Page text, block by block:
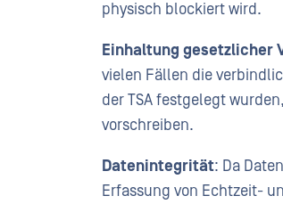
physisch blockiert wird.
Einhaltung gesetzlicher
vielen Fällen die
der TSA festgelegt
vorschreiben.
Datenintegrität: Da
Erfassung von Echtzeit-